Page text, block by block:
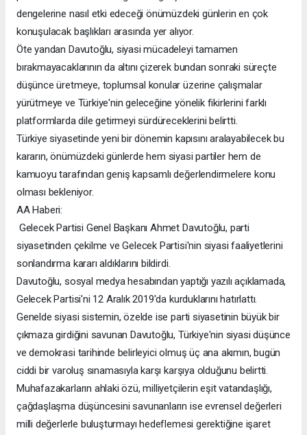
dengelerine nasıl etki edeceği önümüzdeki günlerin en çok
konuşulacak başlıkları arasında yer alıyor.
Öte yandan Davutoğlu, siyasi mücadeleyi tamamen
bırakmayacaklarının da altını çizerek bundan sonraki süreçte
düşünce üretmeye, toplumsal konular üzerine çalışmalar
yürütmeye ve Türkiye'nin geleceğine yönelik fikirlerini farklı
platformlarda dile getirmeyi sürdüreceklerini belirtti.
Türkiye siyasetinde yeni bir dönemin kapısını aralayabilecek bu
kararın, önümüzdeki günlerde hem siyasi partiler hem de
kamuoyu tarafından geniş kapsamlı değerlendirmelere konu
olması bekleniyor.
AA Haberi:
Gelecek Partisi Genel Başkanı Ahmet Davutoğlu, parti
siyasetinden çekilme ve Gelecek Partisi'nin siyasi faaliyetlerini
sonlandırma kararı aldıklarını bildirdi.
Davutoğlu, sosyal medya hesabından yaptığı yazılı açıklamada,
Gelecek Partisi'ni 12 Aralık 2019'da kurduklarını hatırlattı.
Genelde siyasi sistemin, özelde ise parti siyasetinin büyük bir
çıkmaza girdiğini savunan Davutoğlu, Türkiye'nin siyasi düşünce
ve demokrasi tarihinde belirleyici olmuş üç ana akımın, bugün
ciddi bir varoluş sınamasıyla karşı karşıya olduğunu belirtti.
Muhafazakarların ahlaki özü, milliyetçilerin eşit vatandaşlığı,
çağdaşlaşma düşüncesini savunanların ise evrensel değerleri
milli değerlerle buluşturmayı hedeflemesi gerektiğine işaret